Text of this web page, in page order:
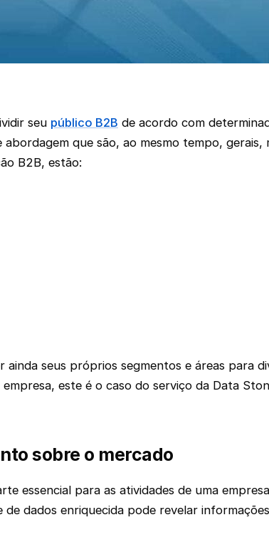
seu público B2B de acordo com
que são, ao mesmo tempo,
B2B, estão:
seus próprios segmentos e áreas para
este é o caso do serviço da Data
sobre o mercado
essencial para as atividades de uma
de dados enriquecida pode revelar